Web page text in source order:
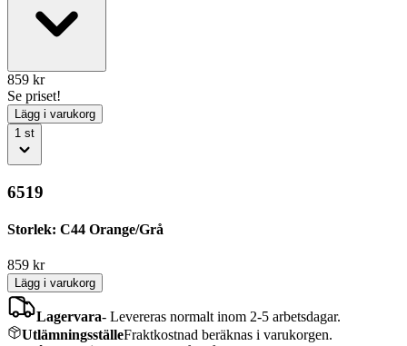
859 kr
Se priset!
Lägg i varukorg
1 st
6519
Storlek: C44 Orange/Grå
859 kr
Lägg i varukorg
Lagervara- Levereras normalt inom 2-5 arbetsdagar.
UtlämningsställeFraktkostnad beräknas i varukorgen.